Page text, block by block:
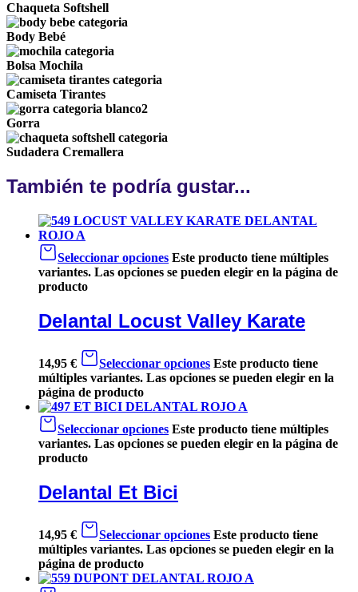
Chaqueta Softshell
Body Bebé
Bolsa Mochila
Camiseta Tirantes
Gorra
Sudadera Cremallera
También te podría gustar...
Seleccionar opciones Este producto tiene múltiples
variantes. Las opciones se pueden elegir en la página de
producto
Delantal Locust Valley Karate
14,95 € Seleccionar opciones Este producto tiene
múltiples variantes. Las opciones se pueden elegir en la
página de producto
Seleccionar opciones Este producto tiene múltiples
variantes. Las opciones se pueden elegir en la página de
producto
Delantal Et Bici
14,95 € Seleccionar opciones Este producto tiene
múltiples variantes. Las opciones se pueden elegir en la
página de producto